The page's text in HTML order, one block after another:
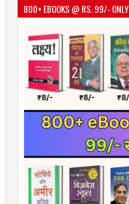
800+ EBOOKS @ RS. 99/- ONLY